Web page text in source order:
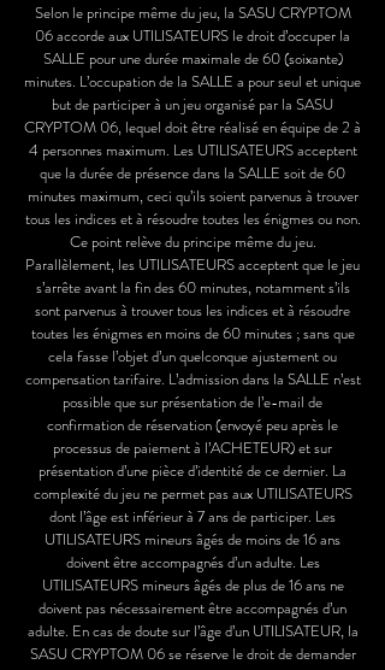
Selon le principe même du jeu, la SASU CRYPTOM
06 accorde aux UTILISATEURS le droit d’occuper la
SALLE pour une durée maximale de 60 (soixante)
minutes. L’occupation de la SALLE a pour seul et unique
but de participer à un jeu organisé par la SASU
CRYPTOM 06, lequel doit être réalisé en équipe de 2 à
4 personnes maximum. Les UTILISATEURS acceptent
que la durée de présence dans la SALLE soit de 60
minutes maximum, ceci qu’ils soient parvenus à trouver
tous les indices et à résoudre toutes les énigmes ou non.
Ce point relève du principe même du jeu.
Parallèlement, les UTILISATEURS acceptent que le jeu
s’arrête avant la fin des 60 minutes, notamment s’ils
sont parvenus à trouver tous les indices et à résoudre
toutes les énigmes en moins de 60 minutes ; sans que
cela fasse l’objet d’un quelconque ajustement ou
compensation tarifaire. L’admission dans la SALLE n’est
possible que sur présentation de l’e-mail de
confirmation de réservation (envoyé peu après le
processus de paiement à l’ACHETEUR) et sur
présentation d’une pièce d’identité de ce dernier. La
complexité du jeu ne permet pas aux UTILISATEURS
dont l’âge est inférieur à 7 ans de participer. Les
UTILISATEURS mineurs âgés de moins de 16 ans
doivent être accompagnés d’un adulte. Les
UTILISATEURS mineurs âgés de plus de 16 ans ne
doivent pas nécessairement être accompagnés d’un
adulte. En cas de doute sur l’âge d’un UTILISATEUR, la
SASU CRYPTOM 06 se réserve le droit de demander